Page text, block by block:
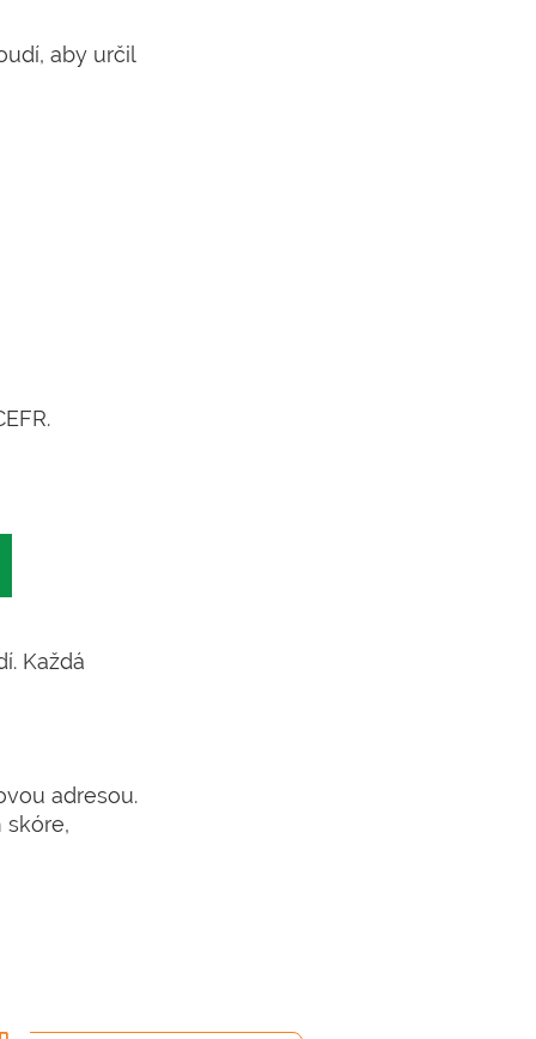
aby určil
Každá
adresou.
skóre,